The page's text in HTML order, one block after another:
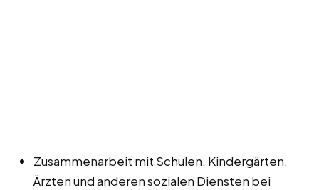
Zusammenarbeit mit Schulen, Kindergärten,
Ärzten und anderen sozialen Diensten bei